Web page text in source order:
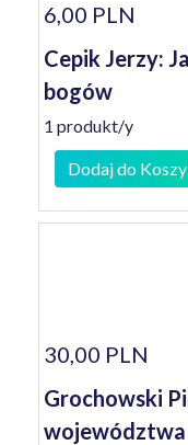
6,00 PLN
Cepik Jerzy:
bogów
1 produkt/y
Dodaj do
30,00 PLN
Grochowski
województwa